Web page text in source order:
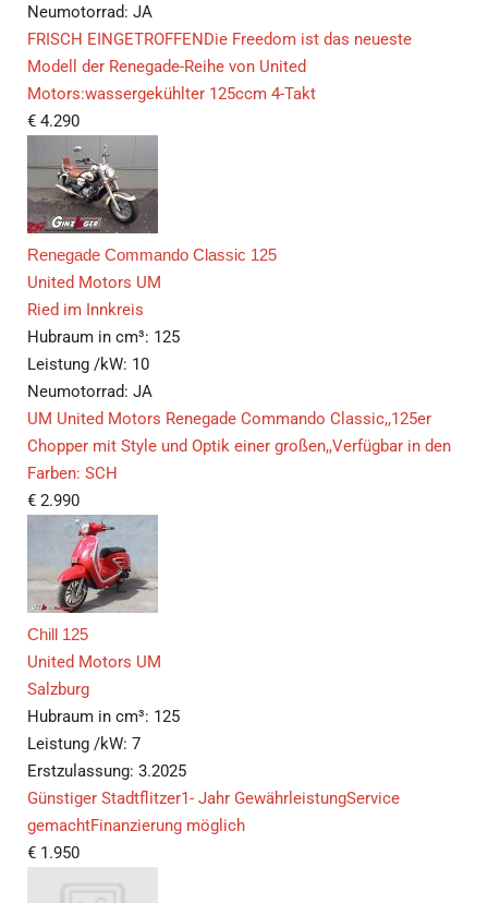
Neumotorrad: JA
FRISCH EINGETROFFENDie Freedom ist das neueste
Modell der Renegade-Reihe von United
Motors:wassergekühlter 125ccm 4-Takt
€ 4.290
Renegade Commando Classic 125
United Motors UM
Ried im Innkreis
Hubraum in cm³: 125
Leistung /kW: 10
Neumotorrad: JA
UM United Motors Renegade Commando Classic,,125er
Chopper mit Style und Optik einer großen,,Verfügbar in den
Farben: SCH
€ 2.990
Chill 125
United Motors UM
Salzburg
Hubraum in cm³: 125
Leistung /kW: 7
Erstzulassung: 3.2025
Günstiger Stadtflitzer1- Jahr GewährleistungService
gemachtFinanzierung möglich
€ 1.950